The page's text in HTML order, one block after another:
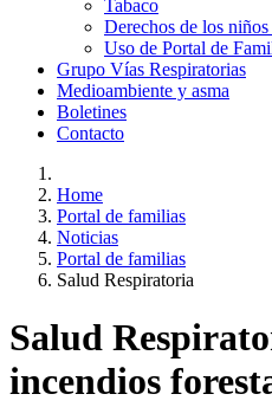
Tabaco
Derechos de los
Uso de Portal de
Grupo Vías Respiratorias
Medioambiente y asma
Boletines
Contacto
Home
Portal de familias
Noticias
Portal de familias
Salud Respiratoria
Salud
incendios